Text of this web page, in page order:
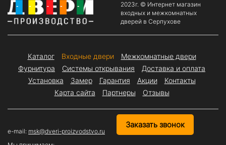
2023г. © Интернет магазин
входных и межкомнатных
дверей в Серпухове
Каталог Входные двери
Межкомнатные двери
Фурнитура
Системы открывания
Доставка и оплата
Установка
Замер Гарантия Акции
Контакты
Карта сайта
Партнеры Отзывы
e-mail: msk@dveri-proizvodstvo.ru
Заказать звонок